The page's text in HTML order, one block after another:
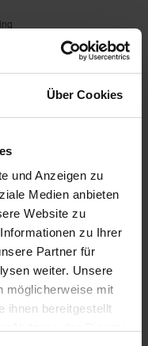
Über Cookies
und Anzeigen zu
Medien anbieten
Website zu
zu Ihrer
Partner für
weiter. Unsere
möglicherweise mit
ihnen bereitgestellt
Was